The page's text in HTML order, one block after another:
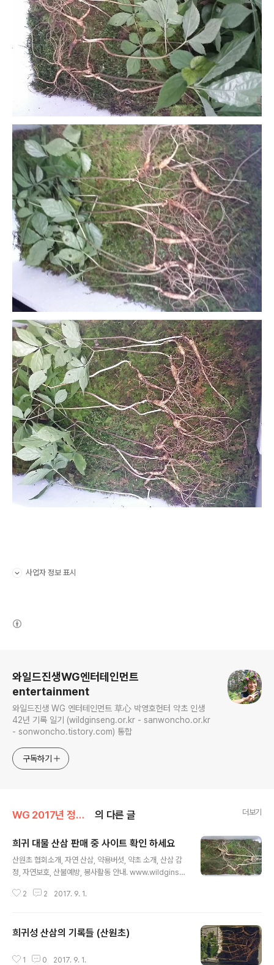
사업자 정보 표시
와일드진생WG엔터테인먼트
entertainment
와일드진생 WG 엔터테인먼트 草心 박영호헌터 약초 인생
42년 기록 일기 (wildginseng.or.kr - sanwoncho.or.kr
- sonwoncho.tistory.com) 통합
구독하기
WG 2017년 정유년 기록 의 다른 글 더보기
희귀 대물 산삼 판매 중 사이트 확인 하세요
산원초 협회소개, 자연 산삼, 약용버섯, 약초 소개, 산삼 감
정, 자연보호, 산불예방, 봉사활동 안내. www.wildginse
2 2 2017. 9. 1.
희귀성 산삼의 기록들 (산원초)
1 0 2017. 9. 1.